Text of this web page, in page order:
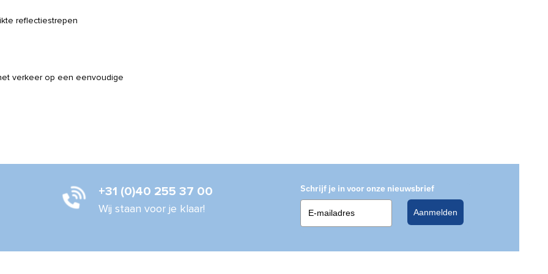
reflectiestrepen
verkeer op een eenvoudige
+31 (0)40 255 37 00
Wij staan voor je klaar!
Schrijf je in voor onze nieuwsbrief
Aanmelden